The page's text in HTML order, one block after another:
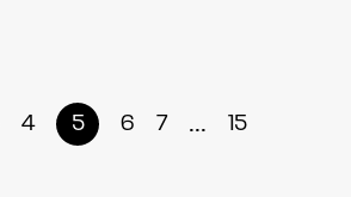
4 5 6 7 ... 15